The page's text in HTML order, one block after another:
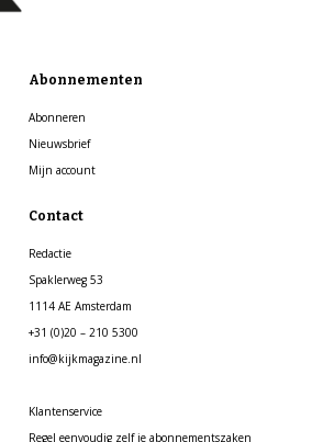
Abonnementen
Abonneren
Nieuwsbrief
Mijn account
Contact
Redactie
Spaklerweg 53
1114 AE Amsterdam
+31 (0)20 – 210 5300
info@kijkmagazine.nl
Klantenservice
Regel eenvoudig zelf je abonnementszaken